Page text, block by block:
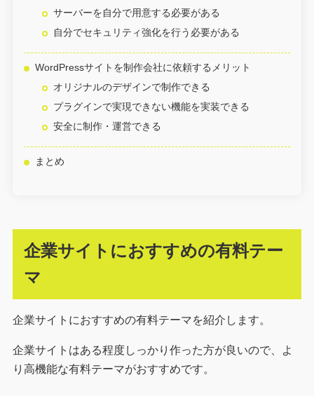
サーバーを自分で用意する必要がある
自分でセキュリティ強化を行う必要がある
WordPressサイトを制作会社に依頼するメリット
オリジナルのデザインで制作できる
プラグインで実現できない機能を実装できる
安全に制作・運営できる
まとめ
企業サイトにおすすめの有料テー
マ
企業サイトにおすすめの有料テーマを紹介します。
企業サイトはある程度しっかり作った方が良いので、よ
り高機能な有料テーマがおすすめです。